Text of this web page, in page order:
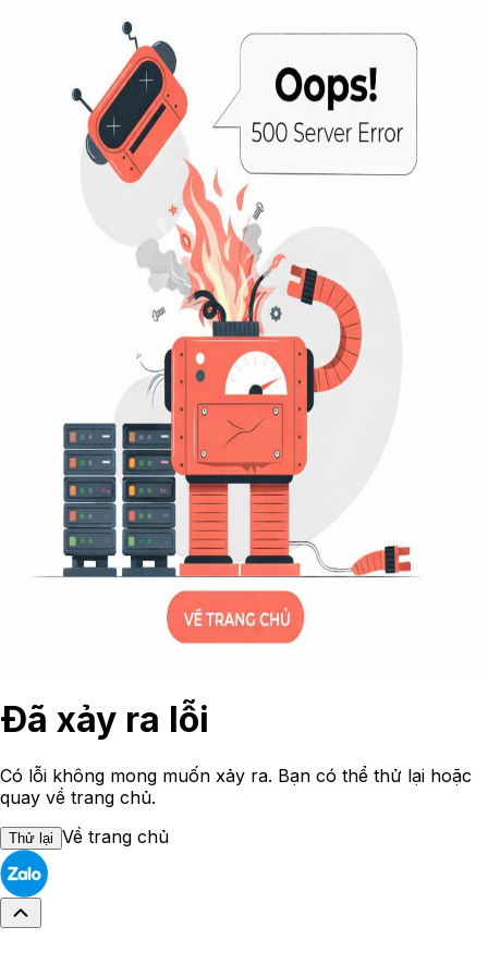
Đã xảy ra lỗi
Có lỗi không mong muốn xảy ra. Bạn có thể thử lại hoặc
quay về trang chủ.
Thử lại Về trang chủ